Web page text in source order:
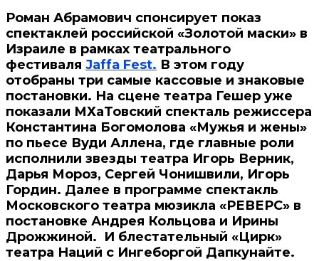
Роман Абрамович спонсирует показ
спектаклей российской «Золотой маски» в
Израиле в рамках театрального
фестиваля Jaffa Fest. В этом году
отобраны три самые кассовые и знаковые
постановки. На сцене театра Гешер уже
показали МХаТовский спекталь режиссера
Константина Богомолова «Мужья и жены»
по пьесе Вуди Аллена, где главные роли
исполнили звезды театра Игорь Верник,
Дарья Мороз, Сергей Чонишвили, Игорь
Гордин. Далее в программе спектакль
Московского театра мюзикла «РЕВЕРС» в
постановке Андрея Кольцова и Ирины
Дрожжиной. И блестательный «Цирк»
театра Наций с Ингеборгой Дапкунайте.